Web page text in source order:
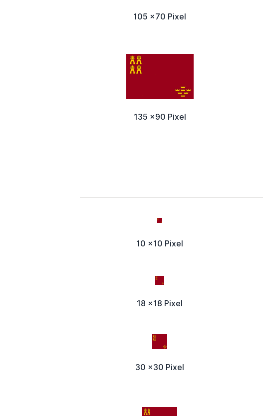
105 x70 Pixel
135 x90 Pixel
10 x10 Pixel
18 x18 Pixel
30 x30 Pixel